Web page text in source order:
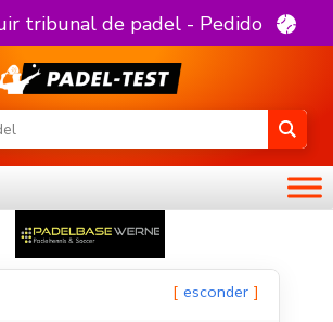
tribunal de padel - Pedido
esconder